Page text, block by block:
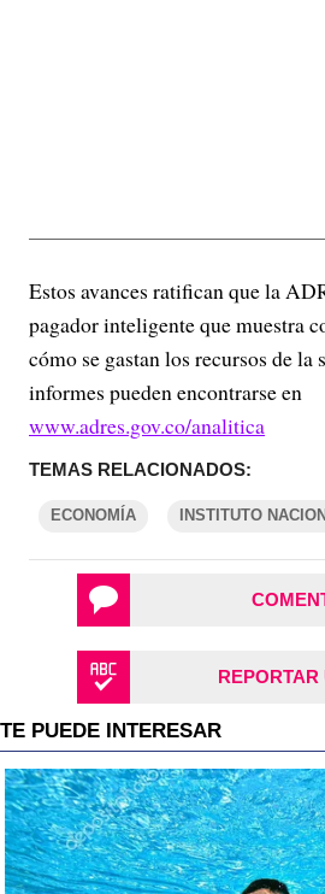
Estos avances ratifican que la
pagador inteligente que muestra
cómo se gastan los recursos de la
informes pueden encontrarse en
www.adres.gov.co/analitica
TEMAS RELACIONADOS:
ECONOMÍA INSTITUTO
REPORTAR